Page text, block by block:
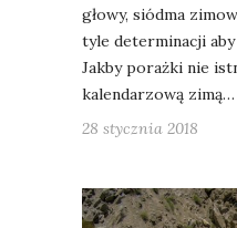
głowy, siódma
tyle determinacji
Jakby porażki nie
kalendarzową zimą…
28 stycznia 2018